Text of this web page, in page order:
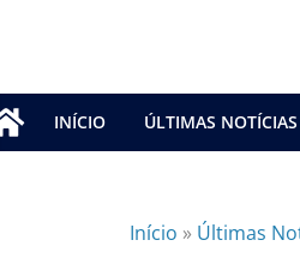
INÍCIO ÚLTIMAS NOTÍCIAS
Início » Últimas